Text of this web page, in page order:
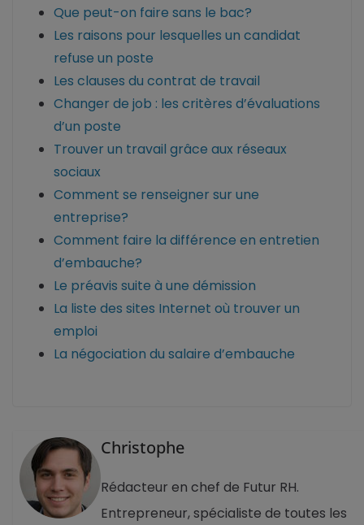
Que peut-on faire sans le bac?
Les raisons pour lesquelles un candidat
refuse un poste
Les clauses du contrat de travail
Changer de job : les critères d’évaluations
d’un poste
Trouver un travail grâce aux réseaux
sociaux
Comment se renseigner sur une
entreprise?
Comment faire la différence en entretien
d’embauche?
Le préavis suite à une démission
La liste des sites Internet où trouver un
emploi
La négociation du salaire d’embauche
Christophe
Rédacteur en chef de Futur RH.
Entrepreneur, spécialiste de toutes les